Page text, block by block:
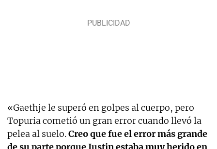
«Gaethje le superó en golpes al cuerpo, pero
Topuria cometió un gran error cuando llevó la
pelea al suelo.Creo que fue el error más grande